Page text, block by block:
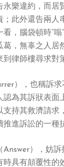
永樂違約，而居
；此外還告兩人
，腦袋頓時“嗡
葛，無辜之人居
律師樓尋求對
），也稱訴求
認為其訴狀表面
支持其救濟請求
進訴訟的一種
Answer），妨
時具有顛覆性的